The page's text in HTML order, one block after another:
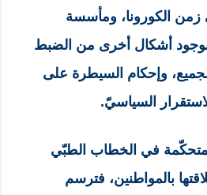
الكورونا، ومأسسة
أشكال أخرى من الضبط
وإحكام السيطرة على
السياسيّ.
في الخطاب الطبّي
بالمواطنين، فترسم